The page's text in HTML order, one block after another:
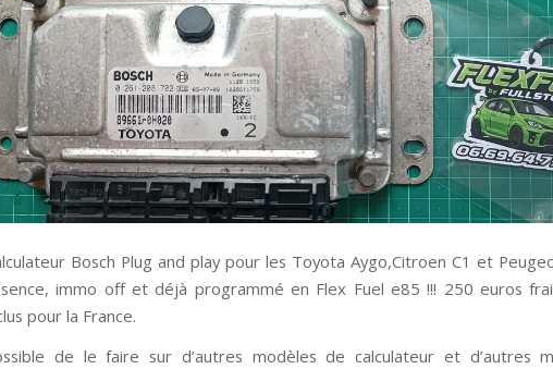
Bosch Plug and play pour les Toyota Aygo,Citroen C1 et
immo off et déjà programmé en Flex Fuel e85 !!! 250 euros
pour la France.
de le faire sur d’autres modèles de calculateur et d’autres